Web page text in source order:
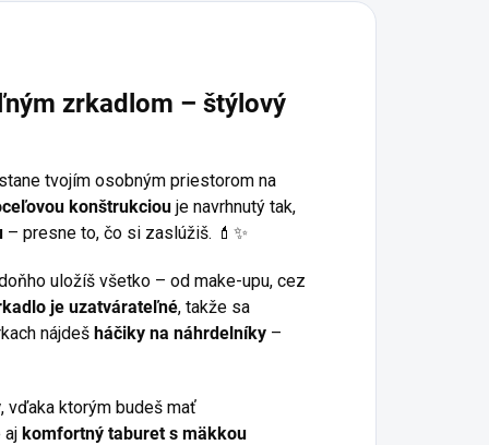
zrkadlom – štýlový
tvojím osobným priestorom na
konštrukciou je navrhnutý tak,
– presne to, čo si zaslúžiš. 💄✨
uložíš všetko – od make-upu, cez
je uzatvárateľné, takže sa
nájdeš háčiky na náhrdelníky –
, vďaka ktorým budeš mať
aj komfortný taburet s mäkkou